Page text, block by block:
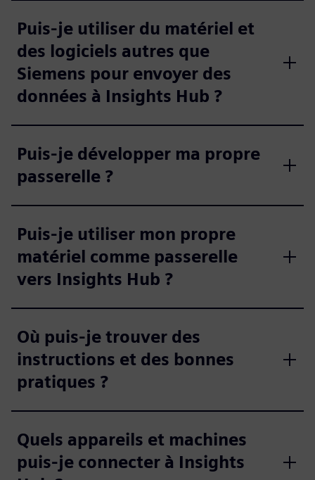
Puis-je utiliser du matériel et
des logiciels autres que
Siemens pour envoyer des
données à Insights Hub ?
Puis-je développer ma propre
passerelle ?
Puis-je utiliser mon propre
matériel comme passerelle
vers Insights Hub ?
Où puis-je trouver des
instructions et des bonnes
pratiques ?
Quels appareils et machines
puis-je connecter à Insights